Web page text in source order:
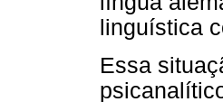
linguística
Essa